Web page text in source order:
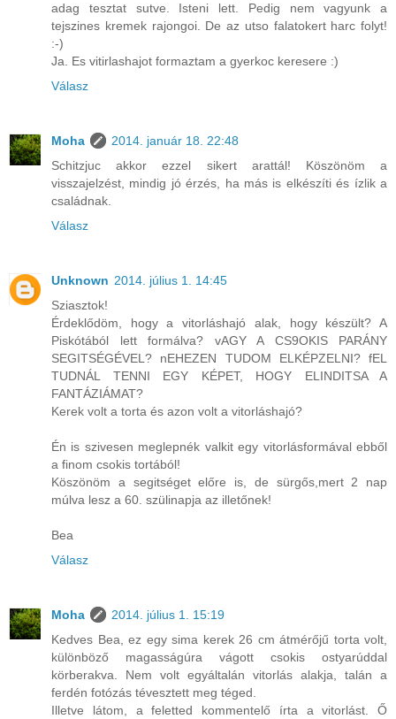
adag tesztat sutve. Isteni lett. Pedig nem vagyunk a
tejszines kremek rajongoi. De az utso falatokert harc folyt!
:-)
Ja. Es vitirlashajot formaztam a gyerkoc keresere :)
Válasz
Moha
2014. január 18. 22:48
Schitzjuc akkor ezzel sikert arattál! Köszönöm a
visszajelzést, mindig jó érzés, ha más is elkészíti és ízlik a
családnak.
Válasz
Unknown 2014. július 1. 14:45
Sziasztok!
Érdeklődöm, hogy a vitorláshajó alak, hogy készült? A
Piskótából lett formálva? vAGY A CS9OKIS PARÁNY
SEGITSÉGÉVEL? nEHEZEN TUDOM ELKÉPZELNI? fEL
TUDNÁL TENNI EGY KÉPET, HOGY ELINDITSA A
FANTÁZIÁMAT?
Kerek volt a torta és azon volt a vitorláshajó?
Én is szivesen meglepnék valkit egy vitorlásformával ebből
a finom csokis tortából!
Köszönöm a segitséget előre is, de sürgős,mert 2 nap
múlva lesz a 60. szülinapja az illetőnek!
Bea
Válasz
Moha
2014. július 1. 15:19
Kedves Bea, ez egy sima kerek 26 cm átmérőjű torta volt,
különböző magasságúra vágott csokis ostyarúddal
körberakva. Nem volt egyáltalán vitorlás alakja, talán a
ferdén fotózás tévesztett meg téged.
Illetve látom, a feletted kommentelő írta a vitorlást. Ő